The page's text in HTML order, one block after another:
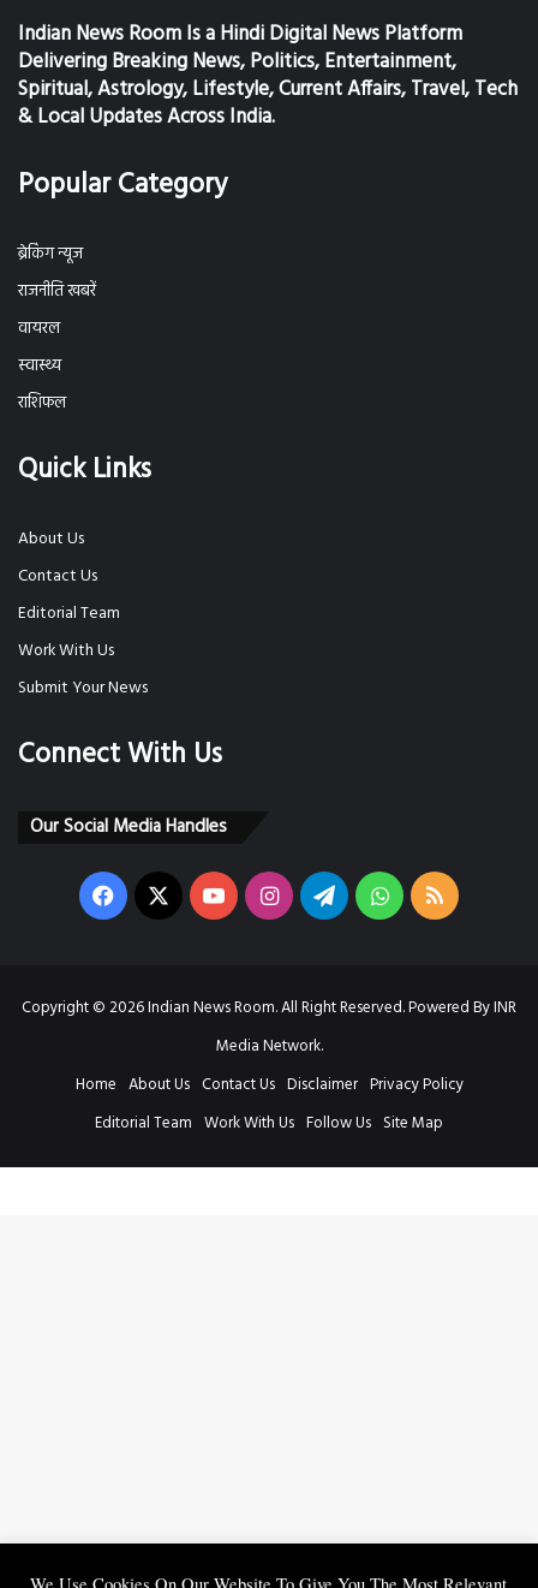
Indian News Room Is a Hindi Digital News Platform
Delivering Breaking News, Politics, Entertainment,
Spiritual, Astrology, Lifestyle, Current Affairs, Travel, Tech
& Local Updates Across India.
Popular Category
ब्रेकिंग न्यूज
राजनीति खबरें
वायरल
स्वास्थ्य
राशिफल
Quick Links
About Us
Contact Us
Editorial Team
Work With Us
Submit Your News
Connect With Us
Our Social Media Handles
Facebook
X YouTubeInstagramTelegramWhatsApp
RSS
Copyright © 2026 Indian News Room. All Right Reserved. Powered By INR
Media Network.
Home About Us Contact Us Disclaimer Privacy Policy
Editorial Team Work With Us Follow Us Site Map